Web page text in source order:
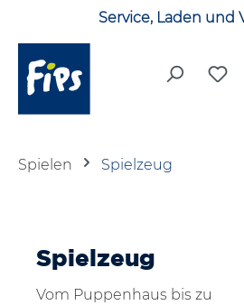
Zum Hauptinhalt springen
Service, Laden und
Spielen Spielzeug
Spielzeug
Vom Puppenhaus bis zu